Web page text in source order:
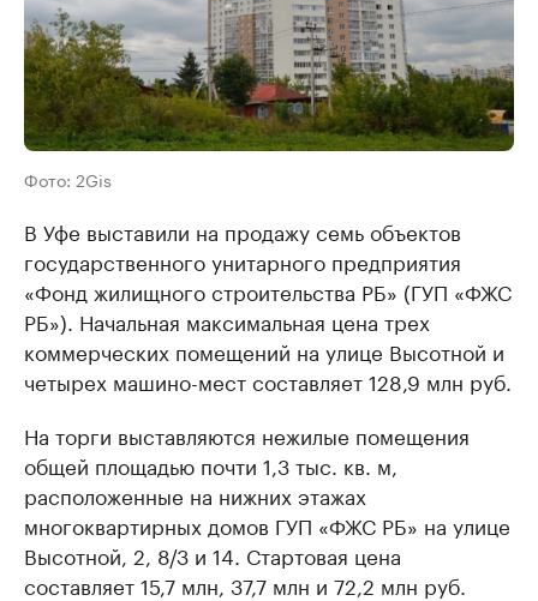
Фото: 2Gis
В Уфе выставили на продажу семь объектов
государственного унитарного предприятия
«Фонд жилищного строительства РБ» (ГУП «ФЖС
РБ»). Начальная максимальная цена трех
коммерческих помещений на улице Высотной и
четырех машино-мест составляет 128,9 млн руб.
На торги выставляются нежилые помещения
общей площадью почти 1,3 тыс. кв. м,
расположенные на нижних этажах
многоквартирных домов ГУП «ФЖС РБ» на улице
Высотной, 2, 8/3 и 14. Стартовая цена
составляет 15,7 млн, 37,7 млн и 72,2 млн руб.